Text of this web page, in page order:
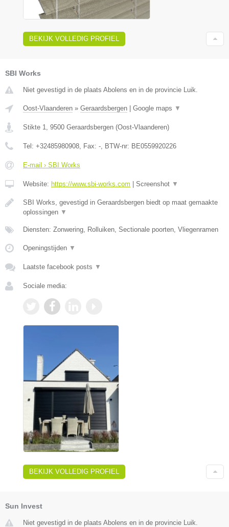
BEKIJK VOLLEDIG PROFIEL
SBI Works
Niet gevestigd in de plaats Abolens en in de provincie Luik.
Oost-Vlaanderen » Geraardsbergen | Google maps ▼
Stikte 1 9500 Geraardsbergen (Oost-Vlaanderen)
Tel: +32485980908 , Fax: - , BTW-nr: BE0559920226
E-mail › SBI Works
Website: https://www.sbi-works.com | Screenshot ▼
SBI Works, gevestigd in Geraardsbergen biedt op maat gemaakte
oplossingen ▼
Diensten: Zonwering, Rolluiken, Sectionale poorten, Vliegenramen
Openingstijden ▼
Laatste facebook posts ▼
Sociale media:
BEKIJK VOLLEDIG PROFIEL
Sun Invest
Niet gevestigd in de plaats Abolens en in de provincie Luik.